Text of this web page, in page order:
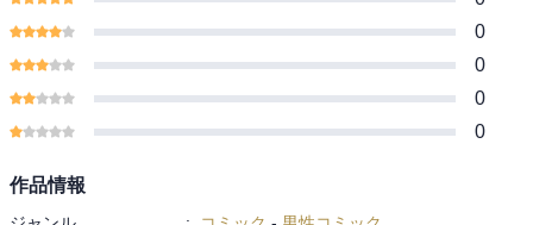
0
0
0
0
作品情報